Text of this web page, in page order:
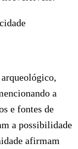
a
e fontes de
a possibilidade
afirmam